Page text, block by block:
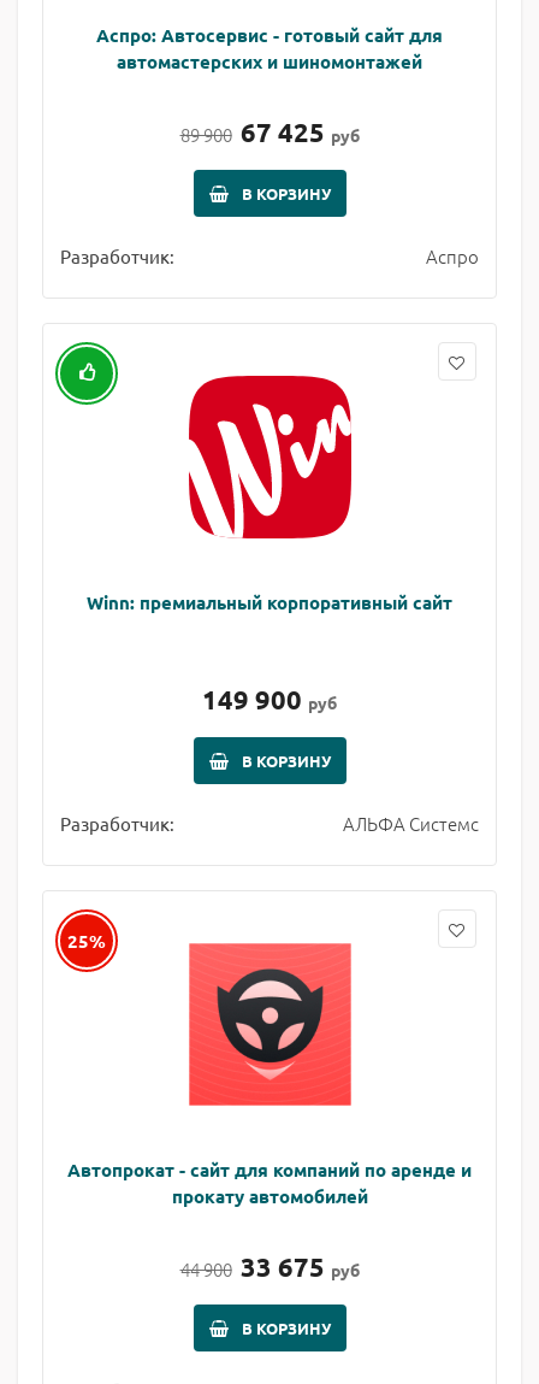
Аспро: Автосервис - готовый сайт для
автомастерских и шиномонтажей
89 900 67 425 руб
В КОРЗИНУ
Разработчик: Аспро
Winn: премиальный корпоративный сайт
149 900 руб
В КОРЗИНУ
Разработчик: АЛЬФА Системс
25%
Автопрокат - сайт для компаний по аренде и
прокату автомобилей
44 900 33 675 руб
В КОРЗИНУ